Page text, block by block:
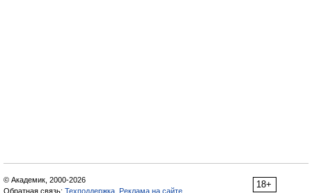
18+
© Академик, 2000-2026
Обратная связь: Техподдержка Реклама на сайте